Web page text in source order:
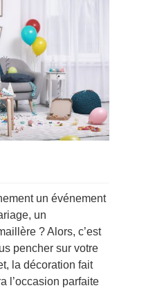
un événement
un
? Alors, c’est
pencher sur votre
la décoration fait
l’occasion parfaite